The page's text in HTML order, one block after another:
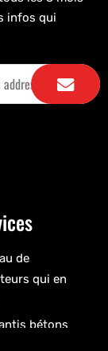
infos qui
de
qui en
bétons